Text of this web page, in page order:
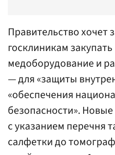
Правительство хочет
госклиникам
медоборудование и
— для «защиты
«обеспечения
безопасности».
с указанием перечня
салфетки до